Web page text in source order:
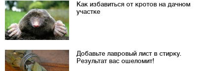
Как избавиться от кротов на дачном
участке
Добавьте лавровый лист в стирку.
Результат вас ошеломит!